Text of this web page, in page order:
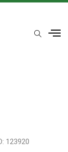
123920